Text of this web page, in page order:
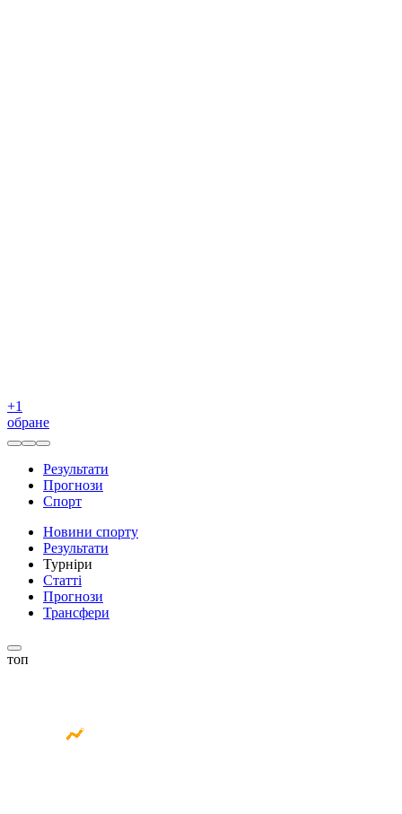
+1
обране
Результати
Прогнози
Спорт
Новини спорту
Результати
Турніри
Статті
Прогнози
Трансфери
топ